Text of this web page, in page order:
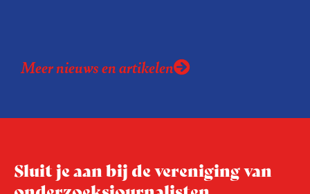
Meer nieuws en artikelen
Sluit je aan bij de vereniging van